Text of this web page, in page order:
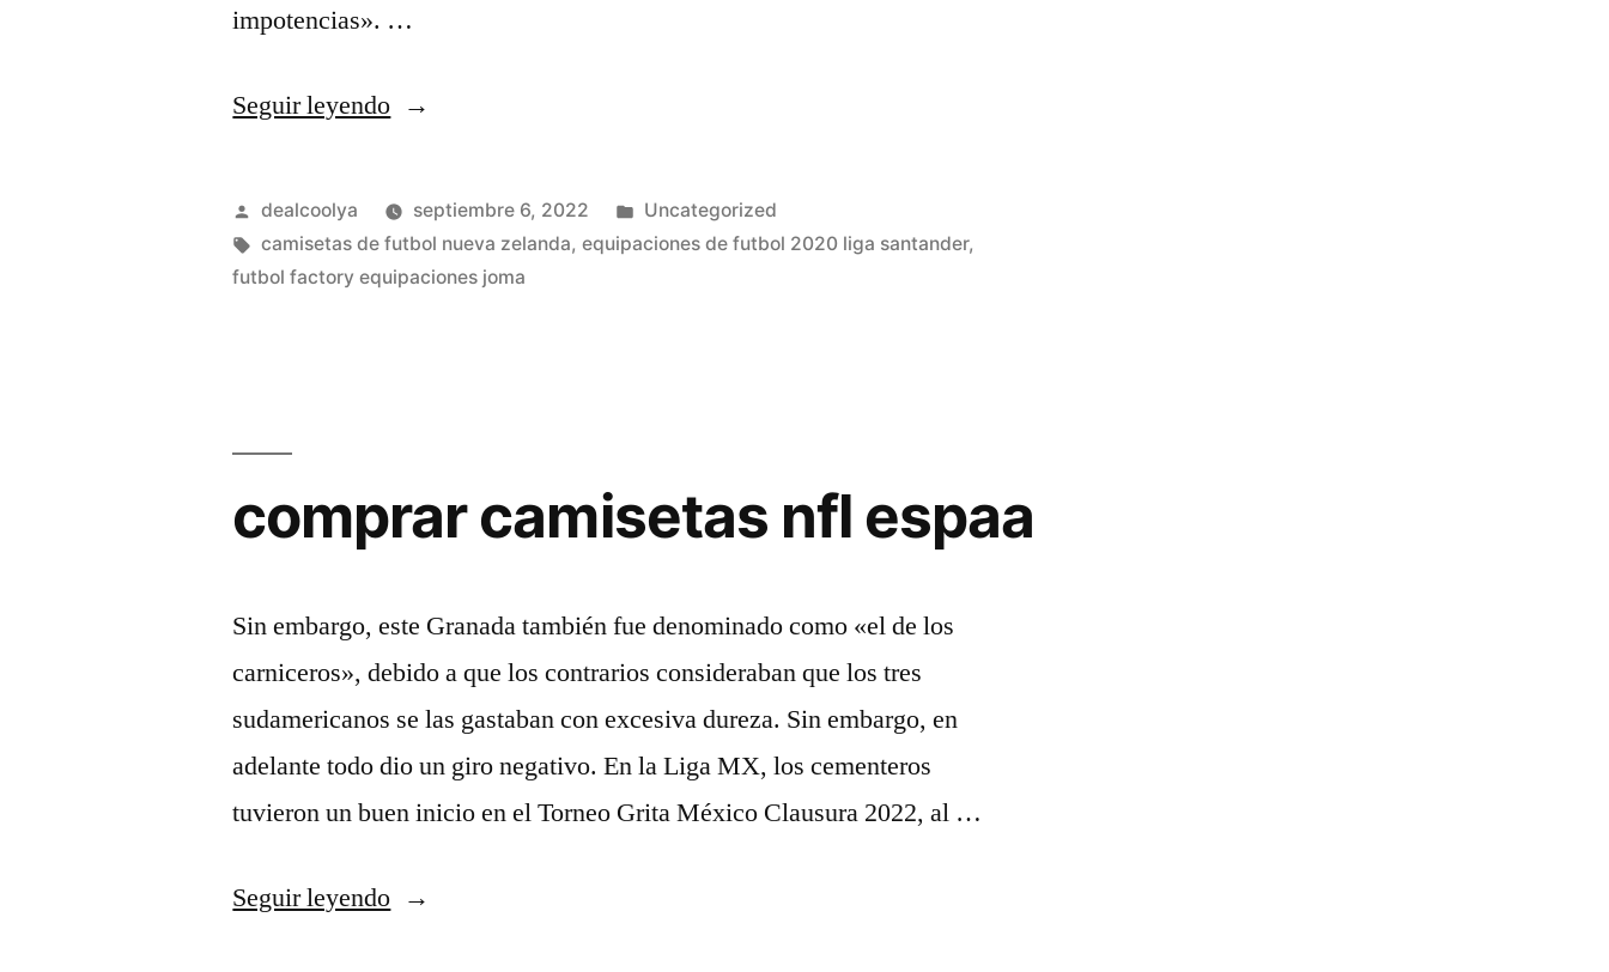
impotencias». …
Seguir leyendo«camisetas
tirantes»
Publicado
por
dealcoolya septiembre 6, 2022
Publicado
en
Uncategorized
Etiquetas:
camisetas de futbol nueva zelanda,equipaciones de futbol 2020 liga santander,
futbol factory equipaciones joma
comprar camisetas nfl espaa
Sin embargo, este Granada también fue denominado como «el de los
carniceros», debido a que los contrarios consideraban que los tres
sudamericanos se las gastaban con excesiva dureza. Sin embargo, en
adelante todo dio un giro negativo. En la Liga MX, los cementeros
tuvieron un buen inicio en el Torneo Grita México Clausura 2022, al …
Seguir leyendo«comprar